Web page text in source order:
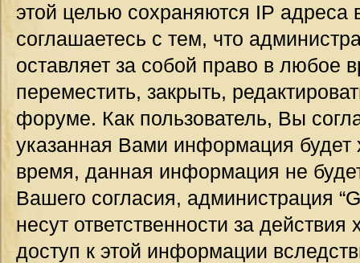
этой целью сохраняются IP
соглашаетесь с тем, что
оставляет за собой право в любое
переместить, закрыть,
форуме. Как пользователь, Вы
указанная Вами информация будет
время, данная информация не
Вашего согласия, администрация
несут ответственности за
доступ к этой информации